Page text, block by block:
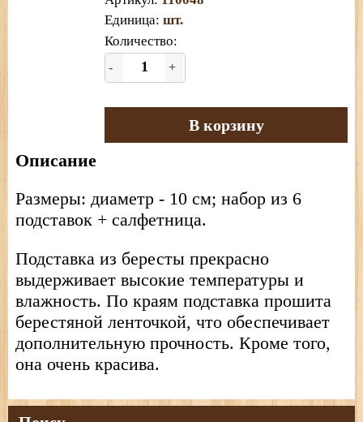
Единица: шт.
Количество:
- +
В корзину
Описание
Размеры: диаметр - 10 см; набор из 6
подставок + салфетница.
Подставка из бересты прекрасно
выдерживает высокие температуры и
влажность. По краям подставка прошита
берестяной ленточкой, что обеспечивает
дополнительную прочность. Кроме того,
она очень красива.